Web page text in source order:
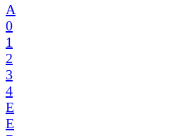
A
0
1
2
3
4
E
E